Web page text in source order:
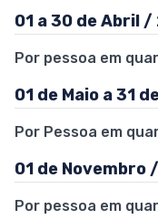
01 a 30 de Abril
Por pessoa em
01 de Maio a 31
Por Pessoa em
01 de Novembro
Por pessoa em